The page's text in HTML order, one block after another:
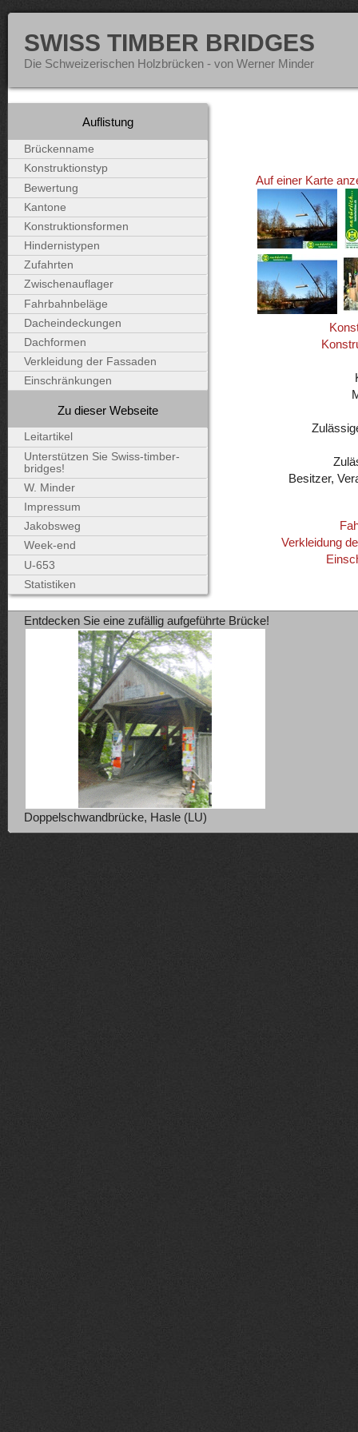
SWISS TIMBER BRIDGES
Die Schweizerischen Holzbrücken - von Werner Minder
Auf einer Karte
Besitzer,
Verkleidung
Auflistung
Brückenname
Konstruktionstyp
Bewertung
Kantone
Konstruktionsformen
Hindernistypen
Zufahrten
Zwischenauflager
Fahrbahnbeläge
Dacheindeckungen
Dachformen
Verkleidung der Fassaden
Einschränkungen
Zu dieser Webseite
Leitartikel
Unterstützen Sie Swiss-timber-
bridges!
W. Minder
Impressum
Jakobsweg
Week-end
U-653
Statistiken
Entdecken Sie eine zufällig aufgeführte Brücke!
Doppelschwandbrücke, Hasle (LU)